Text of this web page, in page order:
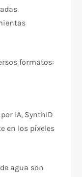
formatos:
IA, SynthID
en los píxeles
agua son